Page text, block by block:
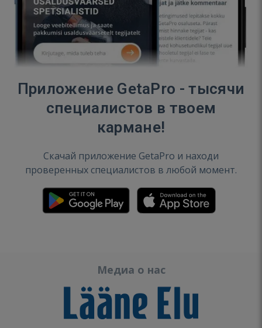
Приложение GetaPro - тысячи
специалистов в твоем
кармане!
Скачай приложение GetaPro и находи
проверенных специалистов в любой момент.
Медиа о нас